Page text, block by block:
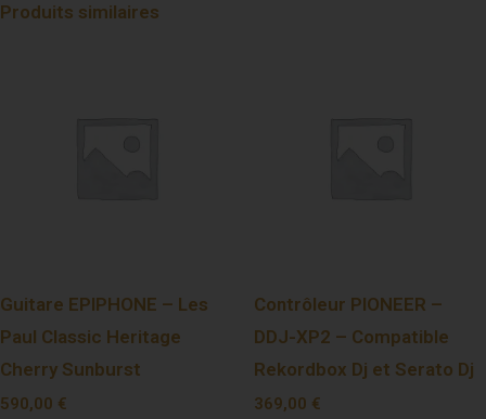
Produits similaires
Guitare EPIPHONE – Les
Paul Classic Heritage
Cherry Sunburst
590,00 €
Contrôleur PIONEER –
DDJ-XP2 – Compatible
Rekordbox Dj et Serato Dj
369,00 €